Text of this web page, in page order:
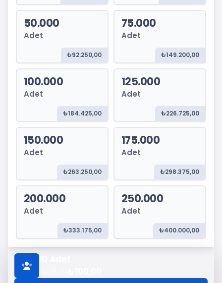
50.000
Adet
₺92.250,00
75.000
Adet
₺149.200,00
100.000
Adet
₺184.425,00
125.000
Adet
₺226.725,00
150.000
Adet
₺263.250,00
175.000
Adet
₺298.375,00
200.000
Adet
₺333.175,00
250.000
Adet
₺400.000,00